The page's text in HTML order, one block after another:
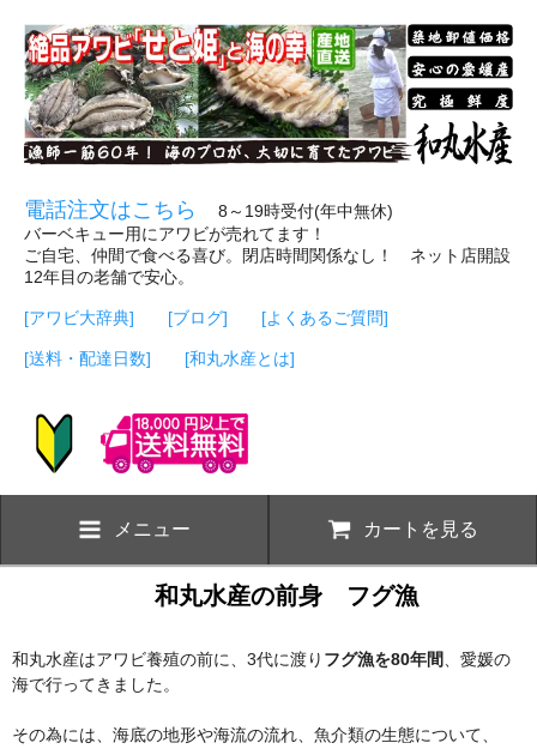
電話注文はこちら
8～19時受付(年中無休)
バーベキュー用にアワビが売れてます！
ご自宅、仲間で食べる喜び。閉店時間関係なし！ ネット店開設
12年目の老舗で安心。
[アワビ大辞典] [ブログ] [よくあるご質問]
[送料・配達日数] [和丸水産とは]
メニュー カートを見る
和丸水産の前身 フグ漁
和丸水産はアワビ養殖の前に、3代に渡り フグ漁を80年間、愛媛の
海で行ってきました。
その為には、海底の地形や海流の流れ、魚介類の生態について、